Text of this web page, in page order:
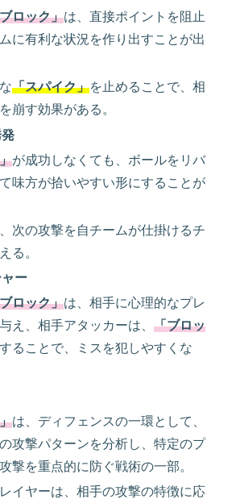
ロック」は、直接ポイントを阻止
に有利な状況を作り出すことが出
「スパイク」を止めることで、相
崩す効果がある。
が成功しなくても、ボールをリバ
味方が拾いやすい形にすることが
次の攻撃を自チームが仕掛けるチ
る。
ー
ロック」は、相手に心理的なプレ
え、相手アタッカーは、「ブロッ
ることで、ミスを犯しやすくな
は、ディフェンスの一環として、
攻撃パターンを分析し、特定のプ
撃を重点的に防ぐ戦術の一部。
イヤーは、相手の攻撃の特徴に応